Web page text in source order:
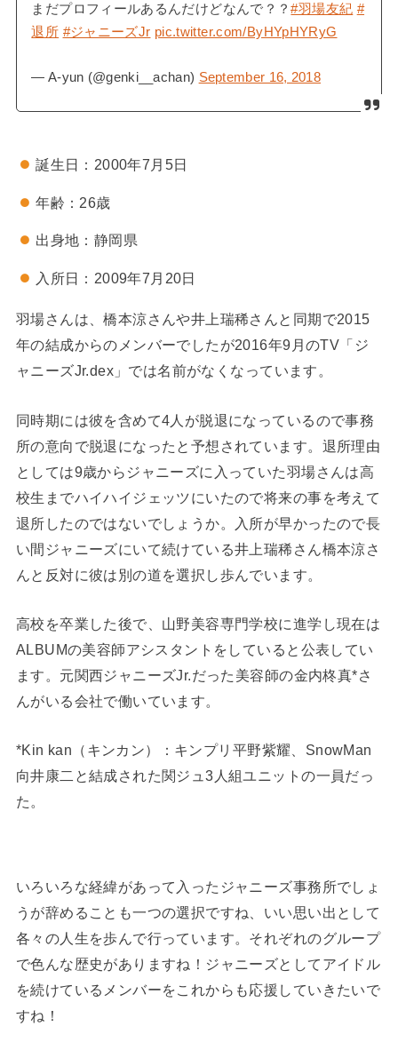
まだプロフィールあるんだけどなんで？？#羽場友紀 #
退所 #ジャニーズJr pic.twitter.com/ByHYpHYRyG
— A-yun (@genki__achan) September 16, 2018
誕生日：2000年7月5日
年齢：26歳
出身地：静岡県
入所日：2009年7月20日
羽場さんは、橋本涼さんや井上瑞稀さんと同期で2015
年の結成からのメンバーでしたが2016年9月のTV「ジ
ャニーズJr.dex」では名前がなくなっています。
同時期には彼を含めて4人が脱退になっているので事務
所の意向で脱退になったと予想されています。退所理由
としては9歳からジャニーズに入っていた羽場さんは高
校生までハイハイジェッツにいたので将来の事を考えて
退所したのではないでしょうか。入所が早かったので長
い間ジャニーズにいて続けている井上瑞稀さん橋本涼さ
んと反対に彼は別の道を選択し歩んでいます。
高校を卒業した後で、山野美容専門学校に進学し現在は
ALBUMの美容師アシスタントをしていると公表してい
ます。元関西ジャニーズJr.だった美容師の金内柊真*さ
んがいる会社で働いています。
*Kin kan（キンカン）：キンプリ平野紫耀、SnowMan
向井康二と結成された関ジュ3人組ユニットの一員だっ
た。
いろいろな経緯があって入ったジャニーズ事務所でしょ
うが辞めることも一つの選択ですね、いい思い出として
各々の人生を歩んで行っています。それぞれのグループ
で色んな歴史がありますね！ジャニーズとしてアイドル
を続けているメンバーをこれからも応援していきたいで
すね！